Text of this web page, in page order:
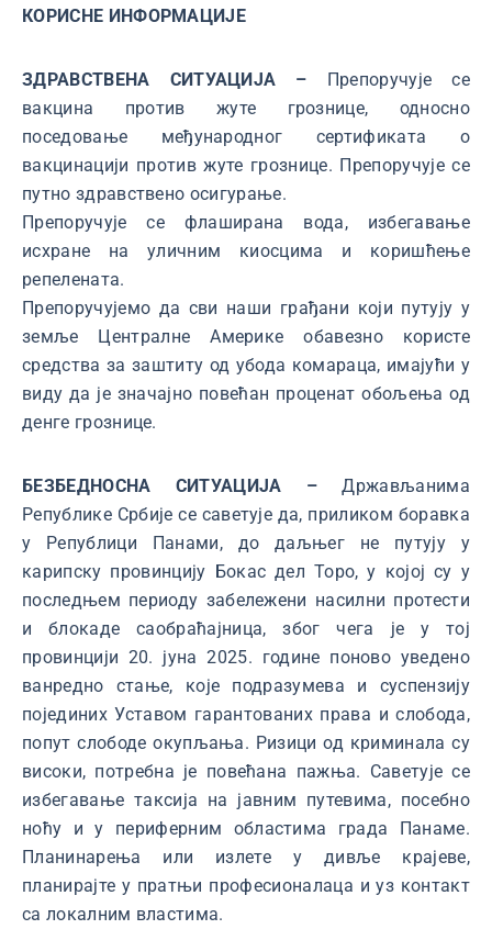
КОРИСНЕ ИНФОРМАЦИЈЕ
ЗДРАВСТВЕНА СИТУАЦИЈА – Препоручује се
вакцина против жуте грознице, односно
поседовање међународног сертификата о
вакцинацији против жуте грознице. Препоручује се
путно здравствено осигурање.
Препоручује се флаширана вода, избегавање
исхране на уличним киосцима и коришћење
репелената.
Препоручујемо да сви наши грађани који путују у
земље Централне Америке обавезно користе
средства за заштиту од убода комараца, имајући у
виду да је значајно повећан проценат обољења од
денге грознице.
БЕЗБЕДНОСНА СИТУАЦИЈА – Држављанима
Републике Србије се саветује да, приликом боравка
у Републици Панами, до даљњег не путују у
карипску провинцију Бокас дел Торо, у којој су у
последњем периоду забележени насилни протести
и блокаде саобраћајница, због чега је у тој
провинцији 20. јуна 2025. године поново уведено
ванредно стање, које подразумева и суспензију
појединих Уставом гарантованих права и слобода,
попут слободе окупљања. Ризици од криминала су
високи, потребна је повећана пажња. Саветује се
избегавање таксија на јавним путевима, посебно
ноћу и у периферним областима града Панаме.
Планинарења или излете у дивље крајеве,
планирајте у пратњи професионалаца и уз контакт
са локалним властима.